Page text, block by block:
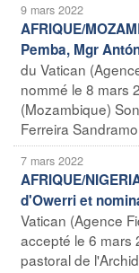
9 mars 2022
AFRIQUE/
Pemba, Mgr
du Vatican
nommé le 8 mars
(Mozambique)
Ferreira
7 mars 2022
AFRIQUE/
d'Owerri et
Vatican (Agence
accepté le 6 mars
pastoral de